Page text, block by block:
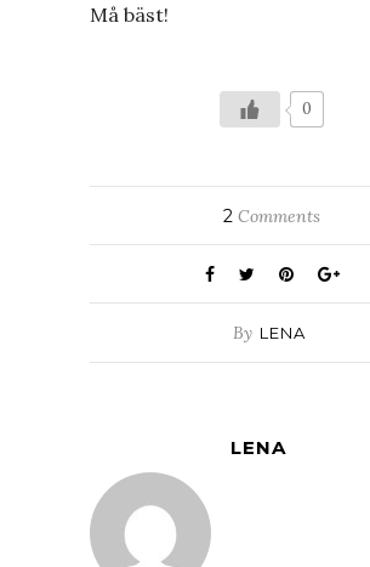
Må bäst!
0
2 Comments
By LENA
LENA